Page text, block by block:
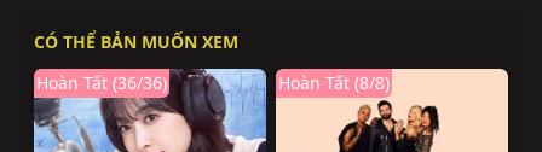
CÓ THỂ BẢN MUỐN XEM
Hoàn Tất (36/36) Hoàn Tất (8/8)